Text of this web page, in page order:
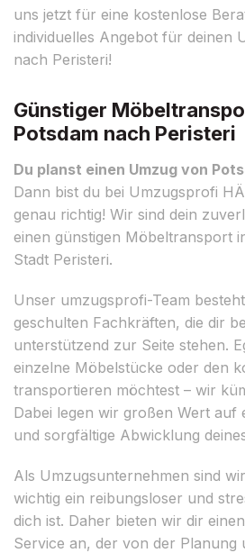
uns jetzt für eine kostenlose
individuelles Angebot für deinen
nach Peristeri!
Günstiger
Potsdam nach Peristeri
Du planst einen Umzug von
Dann bist du bei Umzugsprofi
genau richtig! Wir sind dein
einen günstigen Möbeltransport
Stadt Peristeri.
Unser umzugsprofi-Team
geschulten Fachkräften, die dir
unterstützend zur Seite stehen.
einzelne Möbelstücke oder den
transportieren möchtest – wir
Dabei legen wir großen Wert auf
und sorgfältige Abwicklung
Als Umzugsunternehmen sind
wichtig ein reibungsloser und
dich ist. Daher bieten wir dir
Service an, der von der Planung